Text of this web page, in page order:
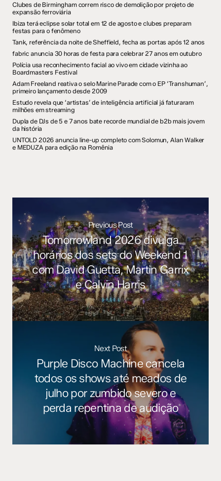
Clubes de Birmingham correm risco de demolição por projeto de
expansão ferroviária
Ibiza terá eclipse solar total em 12 de agosto e clubes preparam
festas para o fenômeno
Tank, referência da noite de Sheffield, fecha as portas após 12 anos
fabric anuncia 30 horas de festa para celebrar 27 anos em outubro
Polícia usa reconhecimento facial ao vivo em cidade vizinha ao
Boardmasters Festival
Adam Freeland reativa o selo Marine Parade com o EP ‘Transhuman’,
primeiro lançamento desde 2009
Estudo revela que ‘artistas’ de inteligência artificial já faturaram
milhões em streaming
Dupla de DJs de 5 e 7 anos bate recorde mundial de b2b mais jovem
da história
UNTOLD 2026 anuncia line-up completo com Solomun, Alan Walker
e MEDUZA para edição na Romênia
Previous Post
Tomorrowland 2026 divulga
horários dos sets do Weekend 1
com David Guetta, Martin Garrix
e Calvin Harris
Next Post
Purple Disco Machine cancela
todos os shows até meados de
julho por zumbido severo e
perda repentina de audição